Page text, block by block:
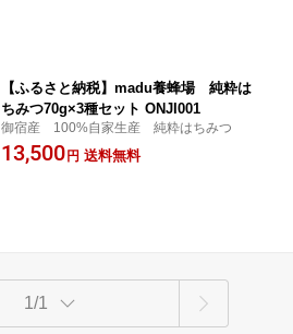
【ふるさと納税】madu養蜂場 純粋は
ちみつ70g×3種セット ONJI001
御宿産 100%自家生産 純粋はちみつ
13,500円 送料無料
1/1